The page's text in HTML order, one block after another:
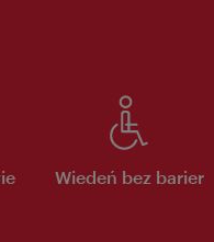
Wiedeń bez barier